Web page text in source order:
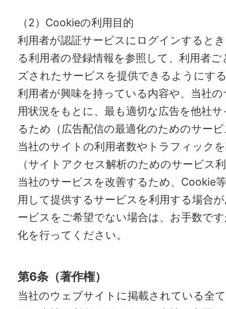
（2）Cookieの利用目的
利用者が認証サービスにログインすると
る利用者の登録情報を参照して、利用者
ズされたサービスを提供できるようにす
利用者が興味を持っている内容や、当社
用状況をもとに、最も適切な広告を他社
るため（広告配信の最適化のためのサー
当社のサイトの利用者数やトラフィック
（サイトアクセス解析のためのサービス
当社のサービスを改善するため、Cookie
用して提供するサービスを利用する場合
ービスをご希望でない場合は、お手数で
化を行ってください。
第6条（著作権）
当社のウェブサイトに掲載されている全